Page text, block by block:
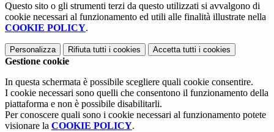
Questo sito o gli strumenti terzi da questo utilizzati si avvalgono di
cookie necessari al funzionamento ed utili alle finalità illustrate nella
COOKIE POLICY.
Personalizza Rifiuta tutti i cookies Accetta tutti i cookies
Gestione cookie
In questa schermata è possibile scegliere quali cookie consentire.
I cookie necessari sono quelli che consentono il funzionamento della
piattaforma e non è possibile disabilitarli.
Per conoscere quali sono i cookie necessari al funzionamento potete
visionare la COOKIE POLICY.